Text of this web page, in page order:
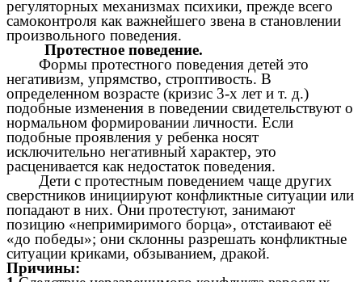
регуляторных механизмах психики, прежде всего
самоконтроля как важнейшего звена в становлении
произвольного поведения.
Протестное поведение.
Формы протестного поведения детей это
негативизм, упрямство, строптивость. В
определенном возрасте (кризис 3-х лет и т. д.)
подобные изменения в поведении свидетельствуют о
нормальном формировании личности. Если
подобные проявления у ребенка носят
исключительно негативный характер, это
расценивается как недостаток поведения.
Дети с протестным поведением чаще других
сверстников инициируют конфликтные ситуации или
попадают в них. Они протестуют, занимают
позицию «непримиримого борца», отстаивают её
«до победы»; они склонны разрешать конфликтные
ситуации криками, обзыванием, дракой.
Причины: